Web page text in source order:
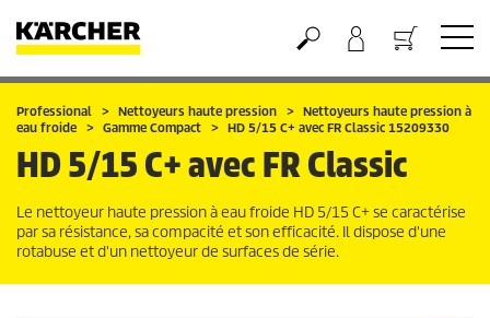
Panier
Professional Nettoyeurs haute pression
Nettoyeurs haute pression à
eau froide
Gamme Compact HD 5/15 C+ avec FR Classic 15209330
HD 5/15 C+ avec FR Classic
Le nettoyeur haute pression à eau froide HD 5/15 C+ se caractérise
par sa résistance, sa compacité et son efficacité. Il dispose d'une
rotabuse et d'un nettoyeur de surfaces de série.